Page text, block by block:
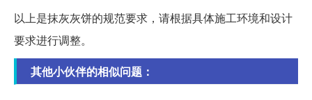
以上是抹灰灰饼的规范要求，请根据具体施工环境和设计
要求进行调整。
其他小伙伴的相似问题：